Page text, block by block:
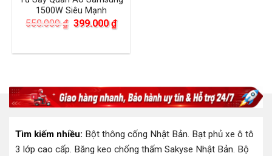
1500W Siêu Mạnh
550.000₫ Giá
550.000 ₫.
399.000₫Giá
hiện
là:
Tìm kiếm nhiều: Bột thông cống Nhật Bản. Bạt phủ xe ô tô
3 lớp cao cấp. Băng keo chống thấm Sakyse Nhật Bản. Bộ